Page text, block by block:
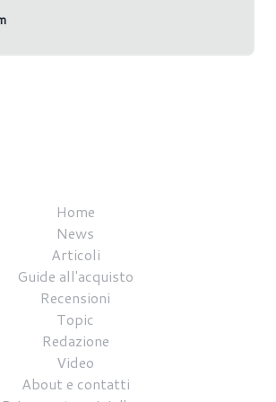
Home
News
Articoli
Guide all'acquisto
Recensioni
Topic
Redazione
Video
About e contatti